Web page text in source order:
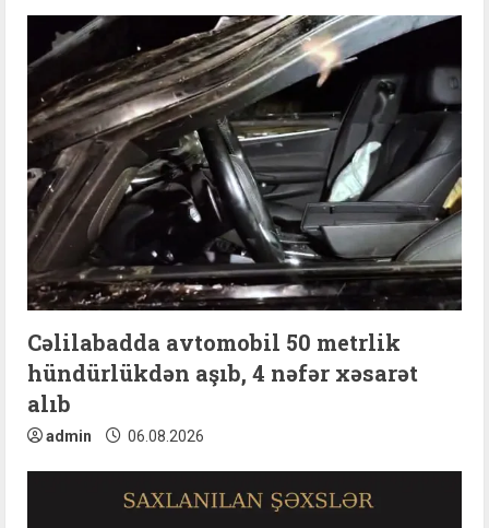
Cəlilabadda avtomobil 50 metrlik
hündürlükdən aşıb, 4 nəfər xəsarət
alıb
admin 06.08.2026